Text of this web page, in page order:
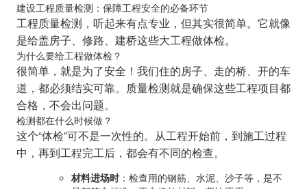
建设工程质量检测：保障工程安全的必备环节
工程质量检测，听起来有点专业，但其实很简单。它就像
是给盖房子、修路、建桥这些大工程做体检。
为什么要给工程做体检？
很简单，就是为了安全！我们住的房子、走的桥、开的车
道，都必须结实可靠。质量检测就是确保这些工程项目都
合格，不会出问题。
检测都在什么时候做？
这个“体检”可不是一次性的。从工程开始前，到施工过程
中，再到工程完工后，都会有不同的检查。
材料进场时：检查用的钢筋、水泥、沙子等，是不